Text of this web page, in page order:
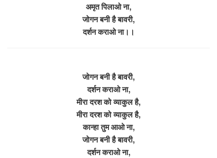
अमृत पिलाओ ना,
जोगन बनी है बावरी,
दर्शन कराओ ना।।
जोगन बनी है बावरी,
दर्शन कराओ ना,
मीरा दरश को व्याकुल है,
मीरा दरश को व्याकुल है,
कान्हा तुम आओ ना,
जोगन बनी है बावरी,
दर्शन कराओ ना,